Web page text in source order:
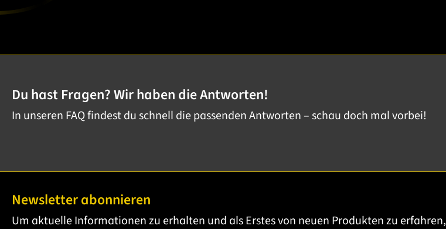
Du hast Fragen? Wir haben die Antworten!
In unseren FAQ findest du schnell die passenden Antworten – schau doch mal vorbei!
Newsletter abonnieren
Um aktuelle Informationen zu erhalten und als Erstes von neuen Produkten zu erfahren,